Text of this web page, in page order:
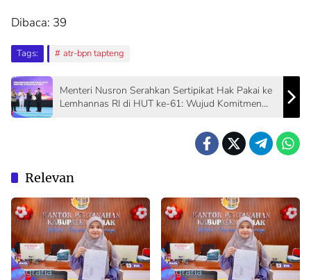
Dibaca: 39
Tags: atr-bpn tapteng
Menteri Nusron Serahkan Sertipikat Hak Pakai ke
Lemhannas RI di HUT ke-61: Wujud Komitmen
Relevan
Agraria Agraria